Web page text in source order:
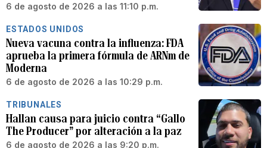
6 de agosto de 2026 a las 11:10 p.m.
ESTADOS UNIDOS
Nueva vacuna contra la influenza: FDA
aprueba la primera fórmula de ARNm de
Moderna
6 de agosto de 2026 a las 10:29 p.m.
TRIBUNALES
Hallan causa para juicio contra “Gallo
The Producer” por alteración a la paz
6 de agosto de 2026 a las 9:20 p.m.